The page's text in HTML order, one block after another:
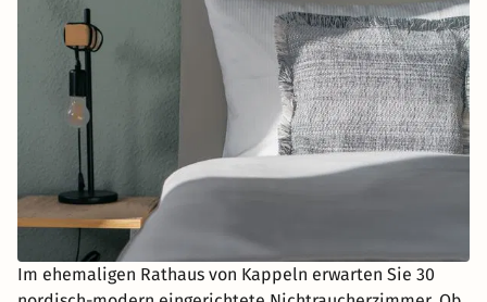
Im ehemaligen Rathaus von Kappeln erwarten Sie 30